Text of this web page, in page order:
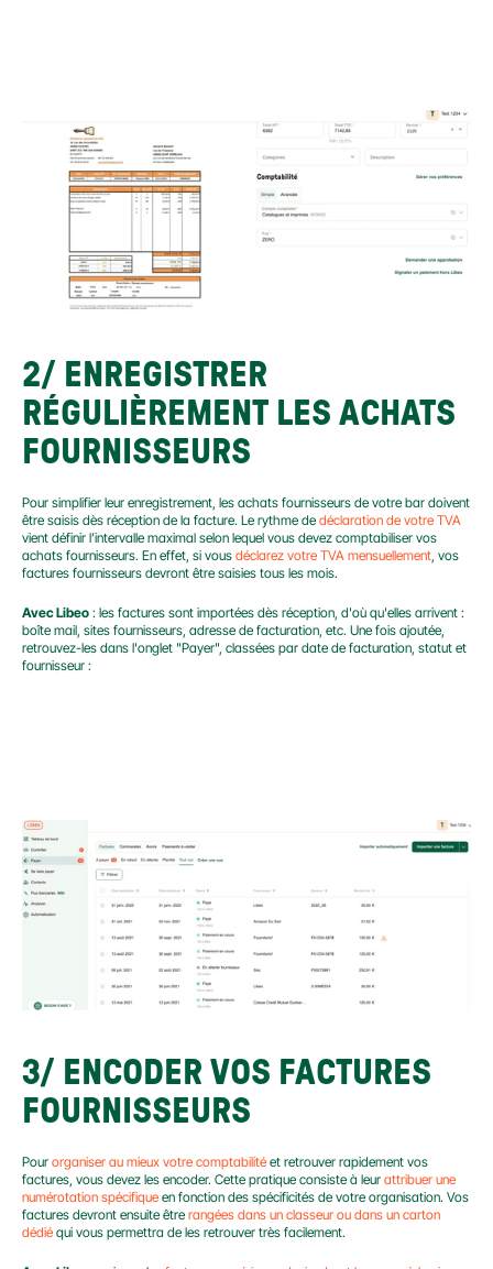
2/ ENREGISTRER
RÉGULIÈREMENT LES ACHATS
FOURNISSEURS
Pour simplifier leur enregistrement, les achats fournisseurs de votre bar doivent
être saisis dès réception de la facture. Le rythme de déclaration de votre TVA
vient définir l’intervalle maximal selon lequel vous devez comptabiliser vos
achats fournisseurs. En effet, si vous déclarez votre TVA mensuellement, vos
factures fournisseurs devront être saisies tous les mois.
Avec Libeo : les factures sont importées dès réception, d'où qu'elles arrivent :
boîte mail, sites fournisseurs, adresse de facturation, etc. Une fois ajoutée,
retrouvez-les dans l'onglet "Payer", classées par date de facturation, statut et
fournisseur :
3/ ENCODER VOS FACTURES
FOURNISSEURS
Pour organiser au mieux votre comptabilité et retrouver rapidement vos
factures, vous devez les encoder. Cette pratique consiste à leur attribuer une
numérotation spécifique en fonction des spécificités de votre organisation. Vos
factures devront ensuite être rangées dans un classeur ou dans un carton
dédié qui vous permettra de les retrouver très facilement.